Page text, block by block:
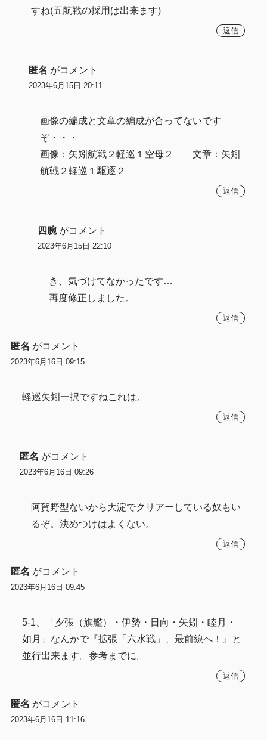
すね(五航戦の採用は出来ます)
返信
匿名 がコメント
2023年6月15日 20:11
画像の編成と文章の編成が合ってないです
ぞ・・・
画像：矢矧航戦２軽巡１空母２ 文章：矢矧
航戦２軽巡１駆逐２
返信
四腕 がコメント
2023年6月15日 22:10
き、気づけてなかったです…
再度修正しました。
返信
匿名 がコメント
2023年6月16日 09:15
軽巡矢矧一択ですねこれは。
返信
匿名 がコメント
2023年6月16日 09:26
阿賀野型ないから大淀でクリアーしている奴もい
るぞ。決めつけはよくない。
返信
匿名 がコメント
2023年6月16日 09:45
5-1、「夕張（旗艦）・伊勢・日向・矢矧・睦月・
如月」なんかで『拡張「六水戦」、最前線へ！』と
並行出来ます。参考までに。
返信
匿名 がコメント
2023年6月16日 11:16